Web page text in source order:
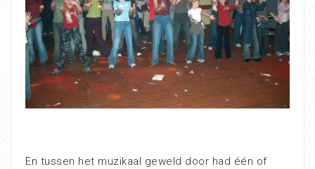
En tussen het muzikaal geweld door had één of